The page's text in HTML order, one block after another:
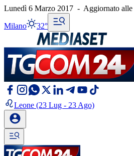
Lunedì 6 Marzo 2017 - Aggiornato alle
Milano 32°
Leone (23 Lug - 23 Ago)